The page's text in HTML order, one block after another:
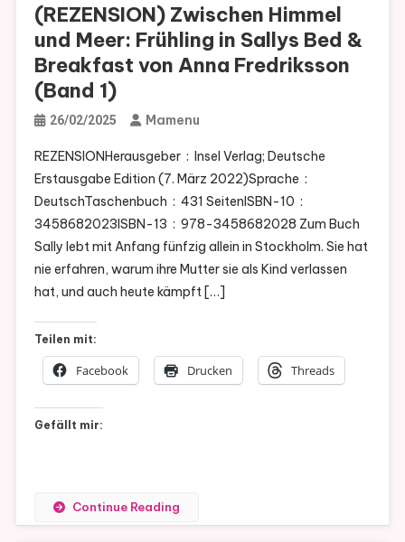
(REZENSION) Zwischen Himmel
und Meer: Frühling in Sallys Bed &
Breakfast von Anna Fredriksson
(Band 1)
26/02/2025 Mamenu
REZENSIONHerausgeber ‏ : ‎ Insel Verlag; Deutsche
Erstausgabe Edition (7. März 2022)Sprache ‏ : ‎
DeutschTaschenbuch ‏ : ‎ 431 SeitenISBN-10 ‏ : ‎
3458682023ISBN-13 ‏ : ‎ 978-3458682028 Zum Buch
Sally lebt mit Anfang fünfzig allein in Stockholm. Sie hat
nie erfahren, warum ihre Mutter sie als Kind verlassen
hat, und auch heute kämpft […]
Teilen mit:
Facebook Drucken Threads
Gefällt mir:
Continue Reading